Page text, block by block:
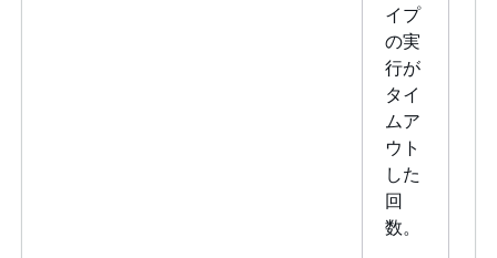
イプ
の実
行が
タイ
ムア
ウト
した
回
数。